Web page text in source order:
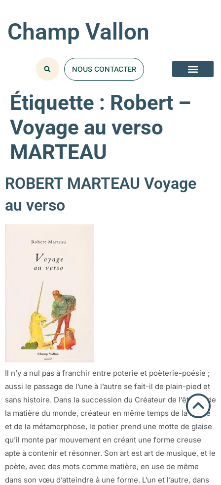
Champ Vallon
NOUS CONTACTER
Étiquette : Robert –
Voyage au verso
MARTEAU
ROBERT MARTEAU Voyage
au verso
Il n’y a nul pas à franchir entre poterie et poèterie-poésie ;
aussi le passage de l’une à l’autre se fait-il de plain-pied et
sans histoire. Dans la succession du Créateur de l’être et de
la matière du monde, créateur en même temps de la forme
et de la métamorphose, le potier prend une motte de glaise
qu’il monte par mouvement en créant une forme creuse
apte à contenir et résonner. Son art est art de musique, et le
poète, avec des mots comme matière, en use de même
dans son vœu d’atteindre à une forme. L’un et l’autre, dans